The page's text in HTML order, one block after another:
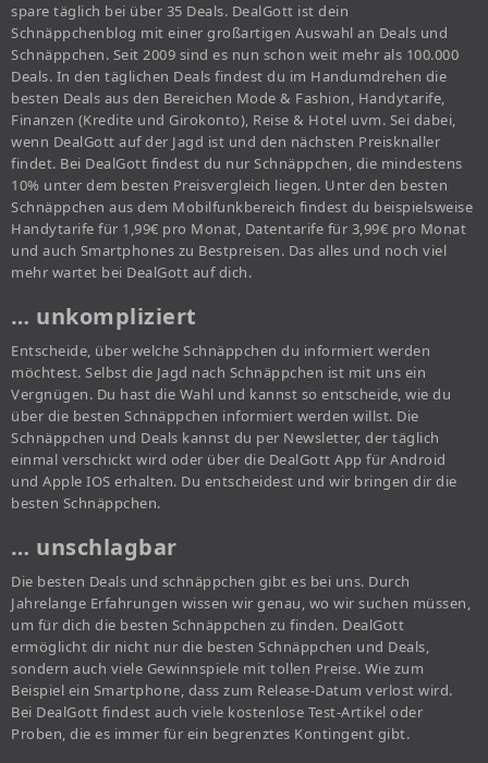
spare täglich bei über 35 Deals. DealGott ist dein
Schnäppchenblog mit einer großartigen Auswahl an Deals und
Schnäppchen. Seit 2009 sind es nun schon weit mehr als 100.000
Deals. In den täglichen Deals findest du im Handumdrehen die
besten Deals aus den Bereichen Mode & Fashion, Handytarife,
Finanzen (Kredite und Girokonto), Reise & Hotel uvm. Sei dabei,
wenn DealGott auf der Jagd ist und den nächsten Preisknaller
findet. Bei DealGott findest du nur Schnäppchen, die mindestens
10% unter dem besten Preisvergleich liegen. Unter den besten
Schnäppchen aus dem Mobilfunkbereich findest du beispielsweise
Handytarife für 1,99€ pro Monat, Datentarife für 3,99€ pro Monat
und auch Smartphones zu Bestpreisen. Das alles und noch viel
mehr wartet bei DealGott auf dich.
… unkompliziert
Entscheide, über welche Schnäppchen du informiert werden
möchtest. Selbst die Jagd nach Schnäppchen ist mit uns ein
Vergnügen. Du hast die Wahl und kannst so entscheide, wie du
über die besten Schnäppchen informiert werden willst. Die
Schnäppchen und Deals kannst du per Newsletter, der täglich
einmal verschickt wird oder über die DealGott App für Android
und Apple IOS erhalten. Du entscheidest und wir bringen dir die
besten Schnäppchen.
… unschlagbar
Die besten Deals und schnäppchen gibt es bei uns. Durch
Jahrelange Erfahrungen wissen wir genau, wo wir suchen müssen,
um für dich die besten Schnäppchen zu finden. DealGott
ermöglicht dir nicht nur die besten Schnäppchen und Deals,
sondern auch viele Gewinnspiele mit tollen Preise. Wie zum
Beispiel ein Smartphone, dass zum Release-Datum verlost wird.
Bei DealGott findest auch viele kostenlose Test-Artikel oder
Proben, die es immer für ein begrenztes Kontingent gibt.